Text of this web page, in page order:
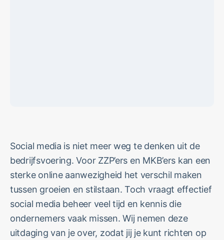
Social media is niet meer weg te denken uit de
bedrijfsvoering. Voor ZZP’ers en MKB’ers kan een
sterke online aanwezigheid het verschil maken
tussen groeien en stilstaan. Toch vraagt effectief
social media beheer veel tijd en kennis die
ondernemers vaak missen. Wij nemen deze
uitdaging van je over, zodat jij je kunt richten op